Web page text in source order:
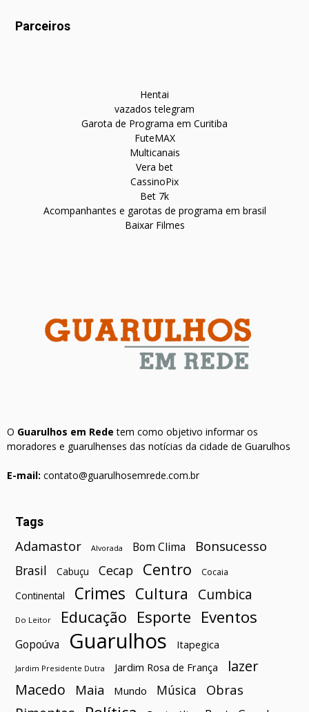
Parceiros
Hentai
vazados telegram
Garota de Programa em Curitiba
FuteMAX
Multicanais
Vera bet
CassinoPix
Bet 7k
Acompanhantes e garotas de programa em brasil
Baixar Filmes
O Guarulhos em Rede tem como objetivo informar os
moradores e guarulhenses das notícias da cidade de Guarulhos
E-mail: contato@guarulhosemrede.com.br
Tags
Adamastor Alvorada Bom Clima Bonsucesso
Brasil Cabuçu Cecap Centro Cocaia
Continental Crimes Cultura Cumbica
Do Leitor Educação Esporte Eventos
Gopoúva Guarulhos Itapegica
Jardim Presidente Dutra Jardim Rosa de França
lazer
Macedo
Maia Mundo Música Obras